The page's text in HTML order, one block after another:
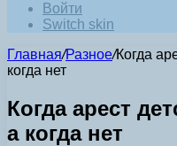
Войти
Switch skin
Главная/Разное/Когда
когда нет
Когда арест
а когда нет